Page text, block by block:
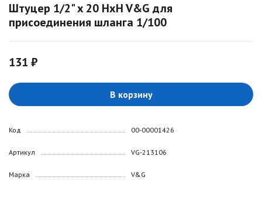
Штуцер 1/2" x 20 НxH V&G для
присоединения шланга 1/100
131 ₽
В корзину
Код
Артикул
Марка
00-00001426
VG-213106
V&G